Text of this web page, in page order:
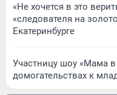
«Не хочется в это
«следователя на
Екатеринбурге
Участницу шоу «Мама
домогательствах к